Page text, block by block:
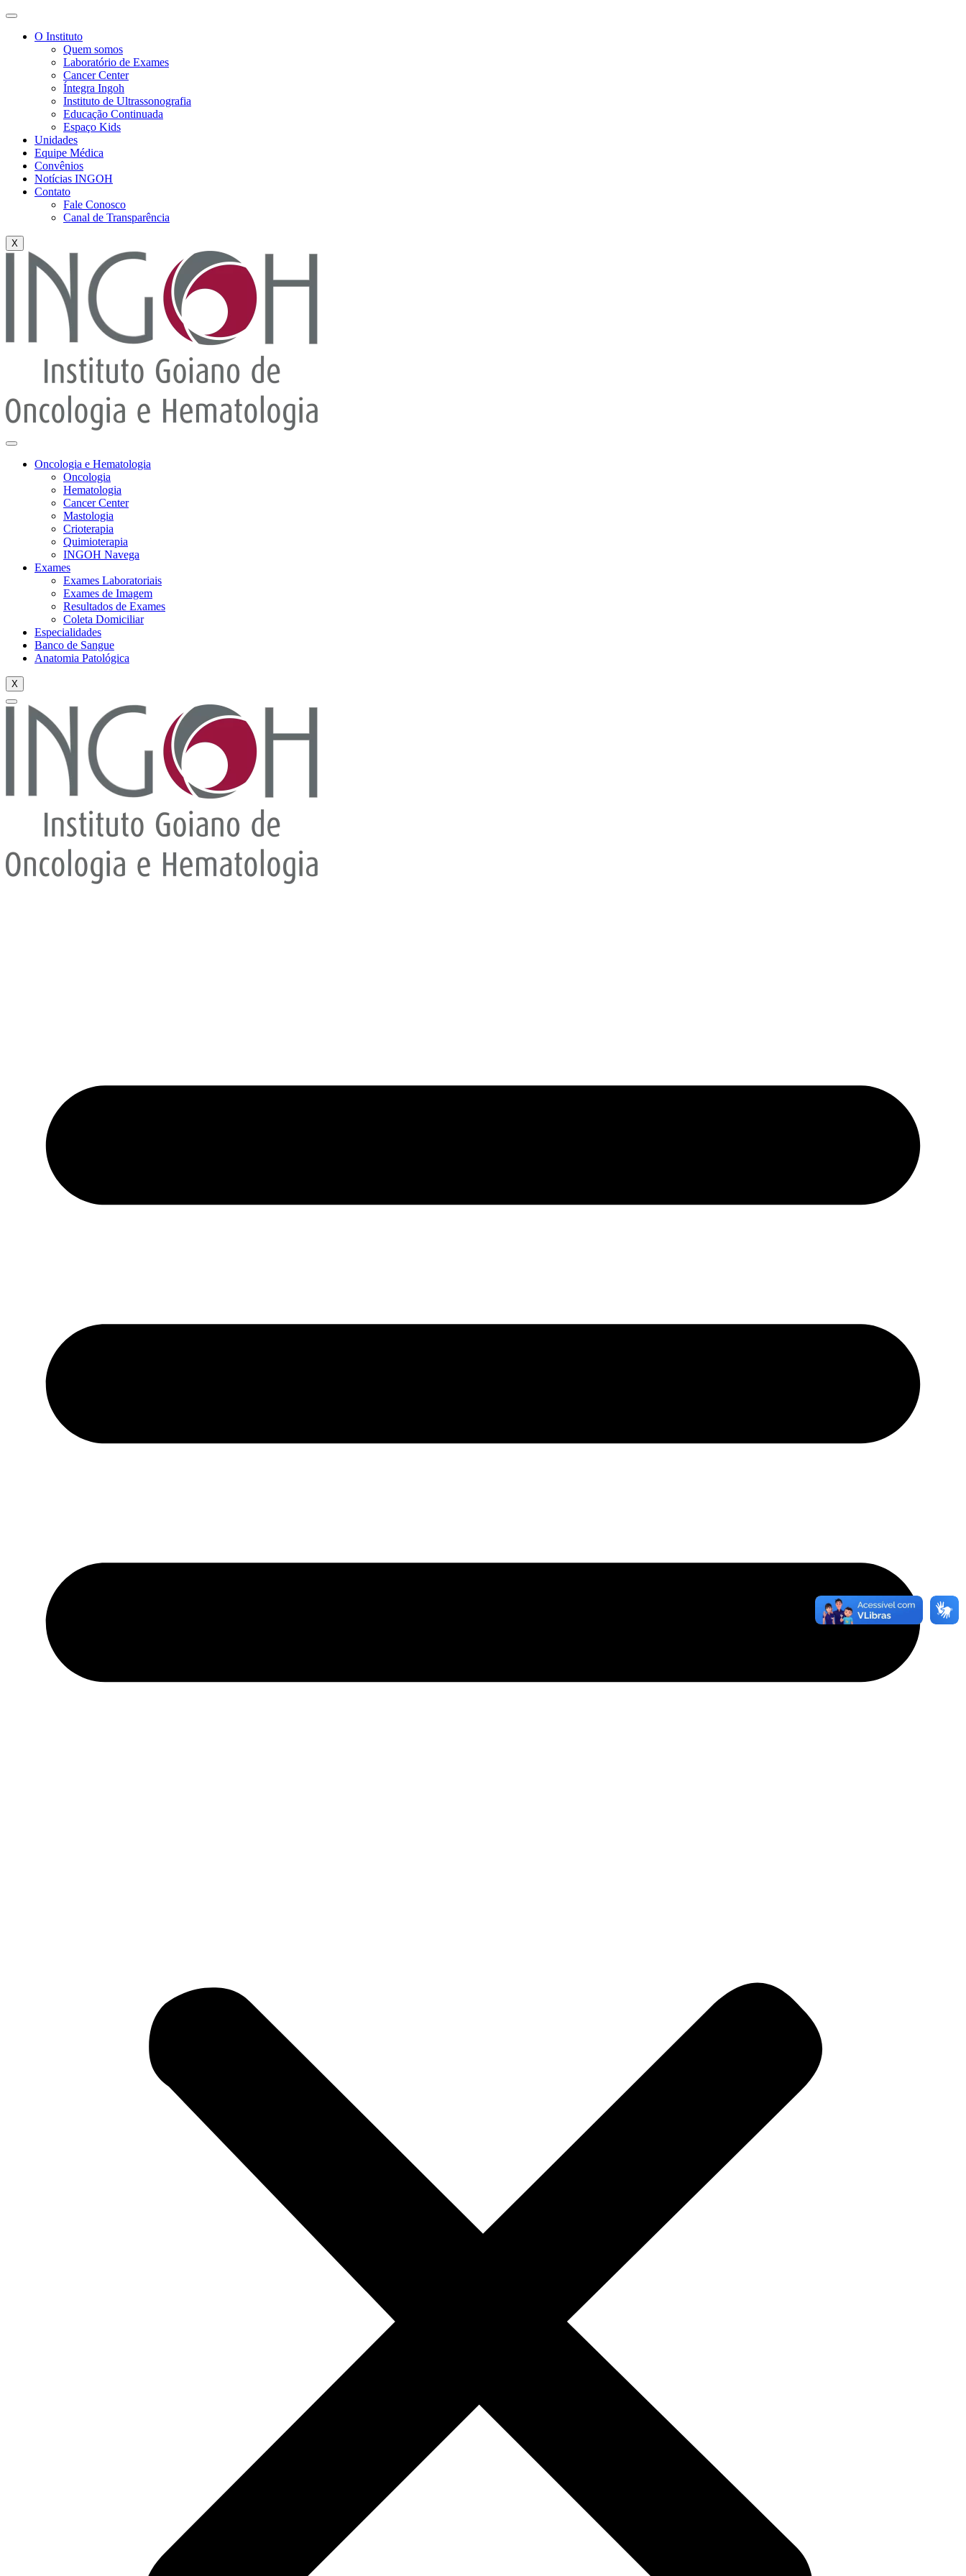
O Instituto
Quem somos
Laboratório de Exames
Cancer Center
Íntegra Ingoh
Instituto de Ultrassonografia
Educação Continuada
Espaço Kids
Unidades
Equipe Médica
Convênios
Notícias INGOH
Contato
Fale Conosco
Canal de Transparência
X
Oncologia e Hematologia
Oncologia
Hematologia
Cancer Center
Mastologia
Crioterapia
Quimioterapia
INGOH Navega
Exames
Exames Laboratoriais
Exames de Imagem
Resultados de Exames
Coleta Domiciliar
Especialidades
Banco de Sangue
Anatomia Patológica
X